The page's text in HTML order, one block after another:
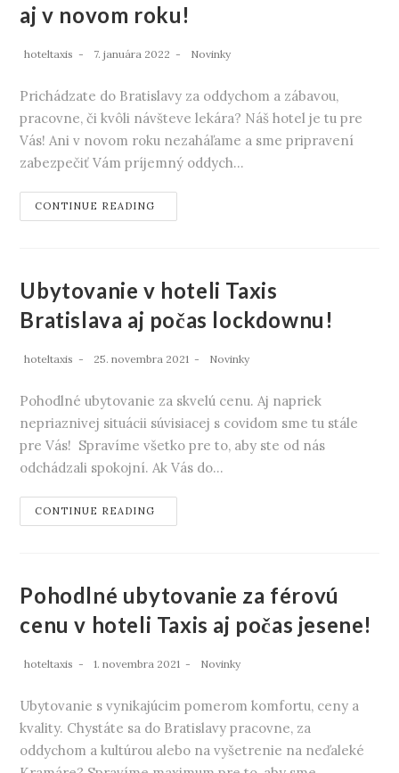
aj v novom roku!
hoteltaxis 7. januára 2022 Novinky
Prichádzate do Bratislavy za oddychom a zábavou,
pracovne, či kvôli návšteve lekára? Náš hotel je tu pre
Vás! Ani v novom roku nezaháľame a sme pripravení
zabezpečiť Vám príjemný oddych…
CONTINUE READING
Ubytovanie v hoteli Taxis
Bratislava aj počas lockdownu!
hoteltaxis 25. novembra 2021 Novinky
Pohodlné ubytovanie za skvelú cenu. Aj napriek
nepriaznivej situácii súvisiacej s covidom sme tu stále
pre Vás! Spravíme všetko pre to, aby ste od nás
odchádzali spokojní. Ak Vás do…
CONTINUE READING
Pohodlné ubytovanie za férovú
cenu v hoteli Taxis aj počas jesene!
hoteltaxis 1. novembra 2021 Novinky
Ubytovanie s vynikajúcim pomerom komfortu, ceny a
kvality. Chystáte sa do Bratislavy pracovne, za
oddychom a kultúrou alebo na vyšetrenie na neďaleké